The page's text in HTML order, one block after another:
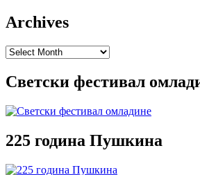
Archives
Archives
Светски фестивал
225 година Пушкина